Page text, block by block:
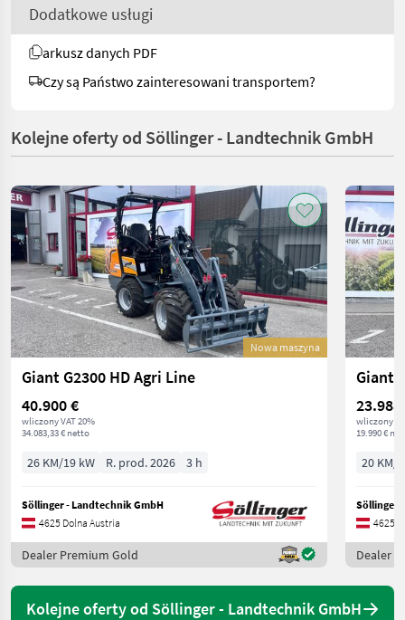
Dodatkowe usługi
arkusz danych PDF
Czy są Państwo zainteresowani transportem?
Kolejne oferty od Söllinger - Landtechnik GmbH
Nowa maszyna
Giant G2300 HD Agri Line
40.900 €
wliczony VAT 20%
34.083,33 € netto
26 KM/19 kW R. prod. 2026 3 h
Söllinger - Landtechnik GmbH
4625 Dolna Austria
Dealer Premium Gold
Giant
23.988
wliczony
19.990 €
20 KM/
Söllinger
4625
Dealer
Kolejne oferty od Söllinger - Landtechnik GmbH